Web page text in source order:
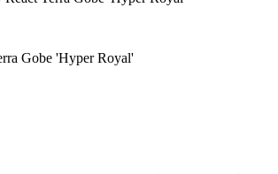
Gobe 'Hyper Royal'